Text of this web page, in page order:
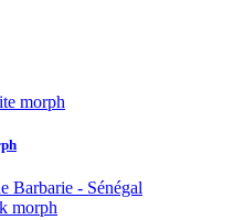
Barbarie - Sénégal